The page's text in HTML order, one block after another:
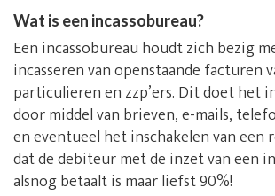
Wat is een incassobureau?
Een incassobureau houdt zich bezig
incasseren van openstaande facturen
particulieren en zzp’ers. Dit doet het
door middel van brieven, e-mails,
en eventueel het inschakelen van een
dat de debiteur met de inzet van een
alsnog betaalt is maar liefst 90%!